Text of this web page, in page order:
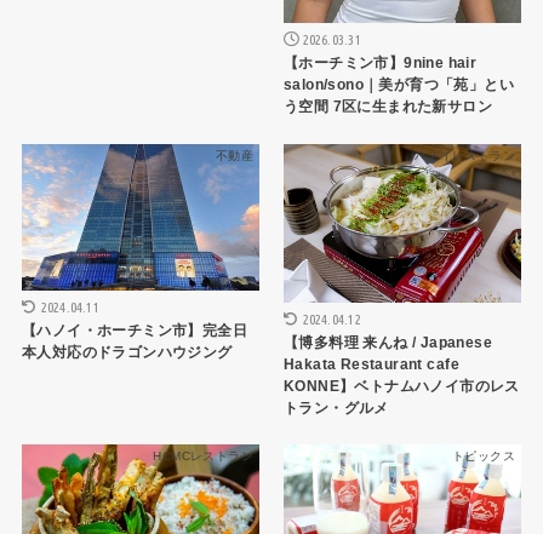
2026.03.31
【ホーチミン市】9nine hair
salon/sono｜美が育つ「苑」とい
う空間 7区に生まれた新サロン
不動産
2024.04.11
【ハノイ・ホーチミン市】完全日
本人対応のドラゴンハウジング
ハノイレストラン
2024.04.12
【博多料理 来んね / Japanese
Hakata Restaurant cafe
KONNE】ベトナムハノイ市のレス
トラン・グルメ
HCMCレストラン トピックス